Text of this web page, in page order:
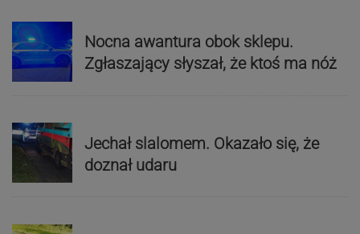
Nocna awantura obok sklepu.
Zgłaszający słyszał, że ktoś ma nóż
Jechał slalomem. Okazało się, że
doznał udaru